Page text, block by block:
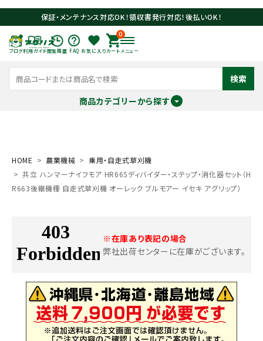
保証・メンテナンス対応OK！領収書発行対応！後払いOK！
ブログ利用ガイド閲覧履歴 FAQ お気に入り
0
カート メニュー
検索
商品カテゴリーから探す
search
お気に入り一覧
閲覧履歴一覧
HOME 農業機械
乗用・自走式草刈機
共立 ハンマーナイフモア HR665ディバイダー・ステップ・消化器セット（H
R663後継機種 自走式草刈機 オーレック ブルモアー イセキ アグリップ）
※在庫あり表記の場合
弊社出荷センターに在庫がございます。